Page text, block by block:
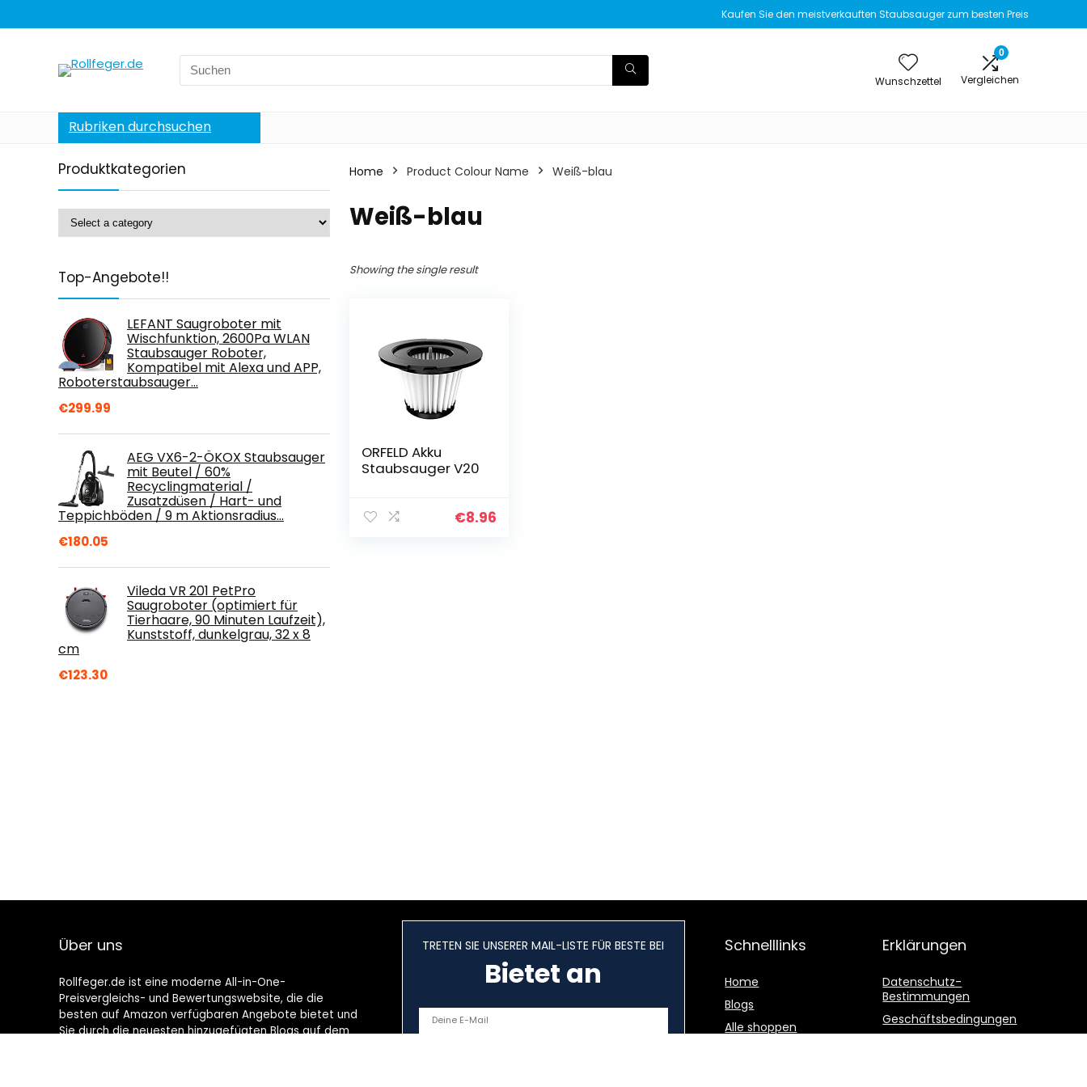
Kaufen Sie den meistverkauften Staubsauger zum besten Preis
Search
for:
Wunschzettel
0
Vergleichen
Rubriken durchsuchen
Produktkategorien
Top-Angebote!!
LEFANT Saugroboter mit
Wischfunktion, 2600Pa WLAN
Staubsauger Roboter,
Kompatibel mit Alexa und APP,
Roboterstaubsauger…
€299.99
AEG VX6-2-ÖKOX Staubsauger
mit Beutel / 60%
Recyclingmaterial /
Zusatzdüsen / Hart- und
Teppichböden / 9 m Aktionsradius…
€180.05
Vileda VR 201 PetPro
Saugroboter (optimiert für
Tierhaare, 90 Minuten Laufzeit),
Kunststoff, dunkelgrau, 32 x 8
cm
€123.30
Home Product Colour Name Weiß-blau
Weiß-blau
Showing the single result
ORFELD Akku
Staubsauger V20
€8.96
Über uns
Rollfeger.de ist eine moderne All-in-One-
Preisvergleichs- und Bewertungswebsite, die die
besten auf Amazon verfügbaren Angebote bietet und
Sie durch die neuesten hinzugefügten Blogs auf dem
TRETEN SIE UNSERER MAIL-LISTE FÜR BESTE BEI
Bietet an
Schnelllinks
Home
Blogs
Alle shoppen
Erklärungen
Datenschutz-
Bestimmungen
Geschäftsbedingungen